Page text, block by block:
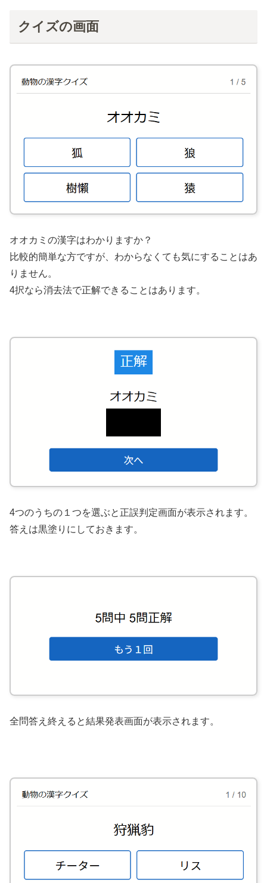
クイズの画面
オオカミの漢字はわかりますか？
比較的簡単な方ですが、わからなくても気にすることはあ
りません。
4択なら消去法で正解できることはあります。
4つのうちの１つを選ぶと正誤判定画面が表示されます。
答えは黒塗りにしておきます。
全問答え終えると結果発表画面が表示されます。